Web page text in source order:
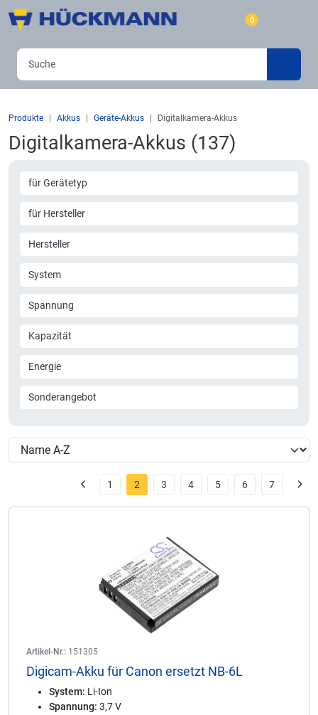
0
Produkte Akkus Geräte-Akkus Digitalkamera-Akkus
Digitalkamera-Akkus (137)
für Gerätetyp
für Hersteller
Hersteller
System
Spannung
Kapazität
Energie
Sonderangebot
1 2 3 4 5 6 7
Artikel-Nr.: 151305
Digicam-Akku für Canon ersetzt NB-6L
System: Li-Ion
Spannung: 3,7 V